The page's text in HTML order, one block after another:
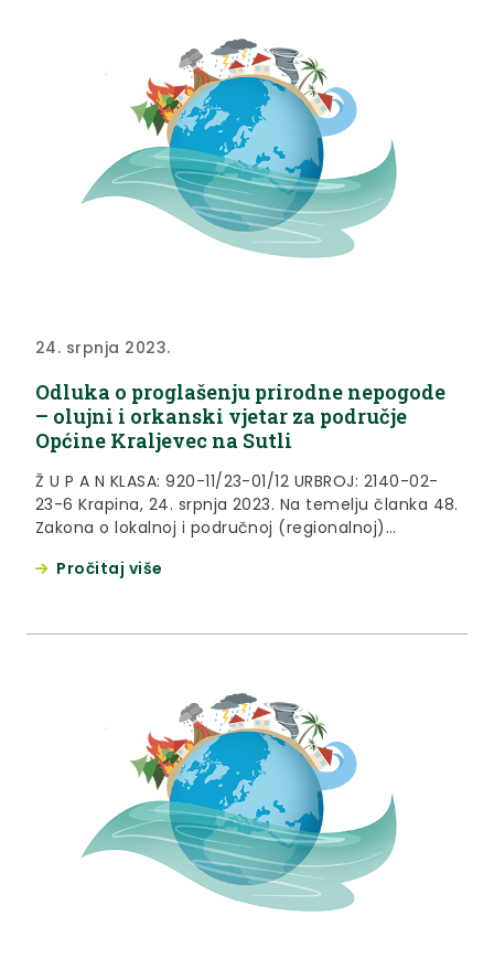
24. srpnja 2023.
Odluka o proglašenju prirodne nepogode
– olujni i orkanski vjetar za područje
Općine Kraljevec na Sutli
Ž U P A N KLASA: 920-11/23-01/12 URBROJ: 2140-02-
23-6 Krapina, 24. srpnja 2023. Na temelju članka 48.
Zakona o lokalnoj i područnoj (regionalnoj)
129/05., 109/07., 125/08., 150/11., 144/12.,19/13., 137/15.,
Pročitaj više